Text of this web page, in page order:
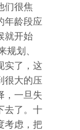
们很焦
年龄段应
就开始
规划、
实了，这
很大的压
，一旦失
去了。十
考虑，把